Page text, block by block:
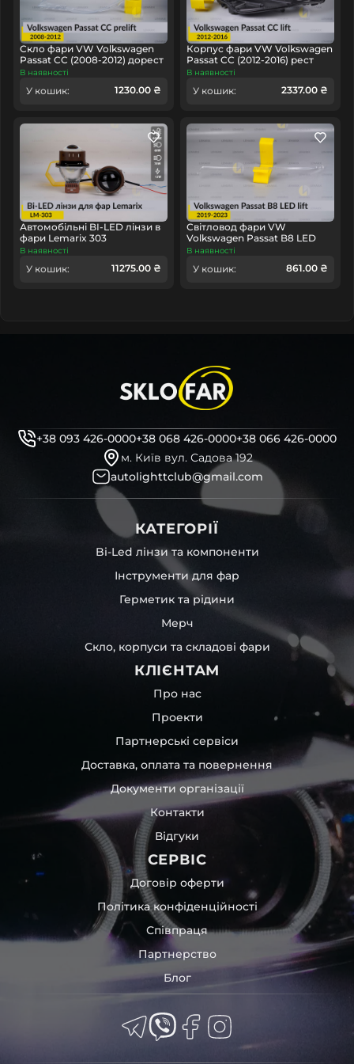
головне у будь-якому куточку країни.
Скло фари VW Volkswagen
Passat CC (2008-2012) дорест
ліве
В наявності
У кошик: 1230.00 ₴
Корпус фари VW Volkswagen
Passat CC (2012-2016) рест
правий
В наявності
У кошик: 2337.00 ₴
Автомобільні BI-LED лінзи в
фари Lemarix 303
В наявності
У кошик: 11275.00 ₴
Світловод фари VW
Volkswagen Passat B8 LED
(2019-2023) рест довгий лівий
В наявності
У кошик: 861.00 ₴
+38 093 426-0000+38 068 426-0000+38 066 426-0000
м. Київ вул. Садова 192
autolighttclub@gmail.com
КАТЕГОРІЇ
Bi-Led лінзи та компоненти
Інструменти для фар
Герметик та рідини
Мерч
Скло, корпуси та складові фари
КЛІЄНТАМ
Про нас
Проекти
Партнерські сервіси
Доставка, оплата та повернення
Документи організації
Контакти
Відгуки
СЕРВІС
Договір оферти
Політика конфіденційності
Співпраця
Партнерство
Блог